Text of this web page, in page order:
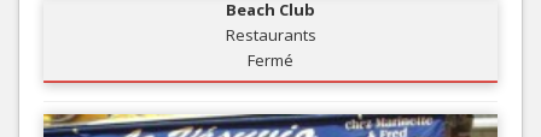
Beach Club
Restaurants
Fermé